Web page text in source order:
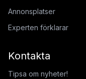
Annonsplatser
Experten förklarar
Kontakta
Tipsa om nyheter!